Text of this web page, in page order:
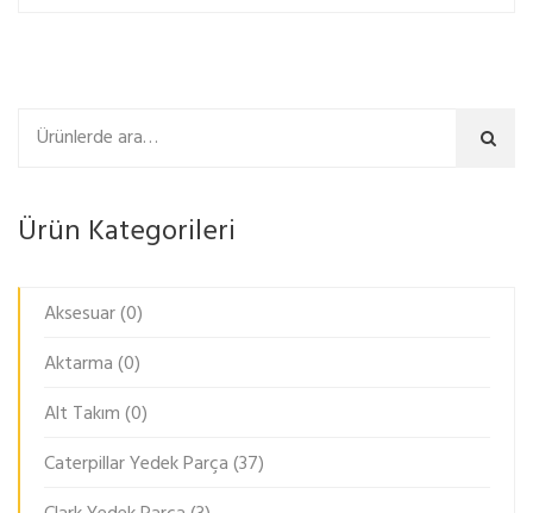
Ara
Ürün Kategorileri
Aksesuar(0)
Aktarma(0)
Alt Takım(0)
Caterpillar Yedek Parça(37)